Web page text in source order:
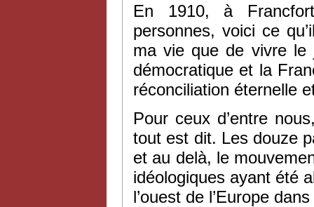
En 1910, à
personnes, voici ce
ma vie que de vivre le
démocratique et la
réconciliation éternelle
Pour ceux d’entre
tout est dit. Les douze
et au delà, le
idéologiques ayant été
l’ouest de l’Europe